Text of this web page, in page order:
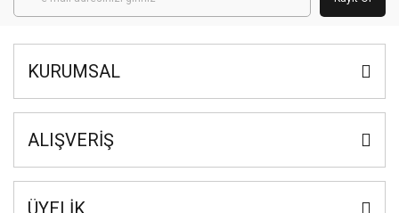
KURUMSAL
ALIŞVERİŞ
ÜYELİK